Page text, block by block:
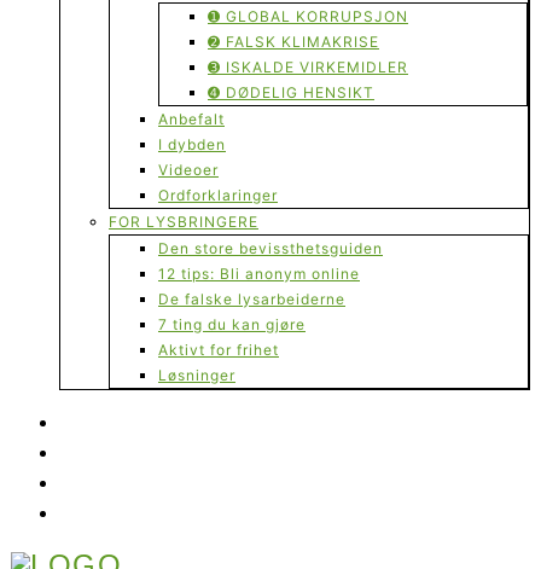
➊ GLOBAL KORRUPSJON
➋ FALSK KLIMAKRISE
➌ ISKALDE VIRKEMIDLER
➍ DØDELIG HENSIKT
Anbefalt
I dybden
Videoer
Ordforklaringer
FOR LYSBRINGERE
Den store bevissthetsguiden
12 tips: Bli anonym online
De falske lysarbeiderne
7 ting du kan gjøre
Aktivt for frihet
Løsninger